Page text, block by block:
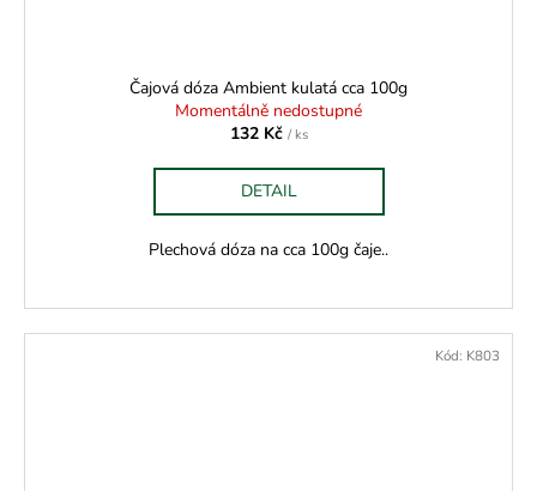
Čajová dóza Ambient kulatá cca 100g
Momentálně nedostupné
132 Kč / ks
DETAIL
Plechová dóza na cca 100g čaje..
Kód: K803